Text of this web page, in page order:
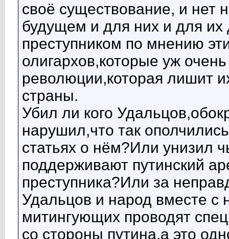
своё существование, и нет
будущем и для них и для их
преступником по мнению
олигархов,которые уж
революции,которая лишит
страны.
Убил ли кого
нарушил,что так
статьях о нём?Или унизил
поддерживают путинский
преступника?Или за
Удальцов и народ вместе с
митингующих проводят
со стороны путина,а это